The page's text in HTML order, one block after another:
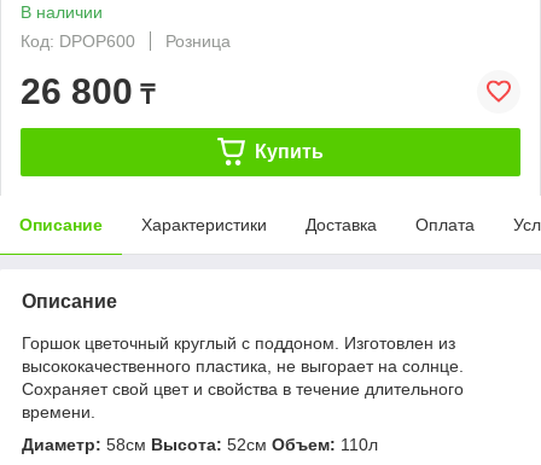
В наличии
Код: DPOP600
Розница
26 800 ₸
Купить
Описание Характеристики Доставка Оплата
Описание
Горшок цветочный круглый с поддоном. Изготовлен из
высококачественного пластика, не выгорает на солнце.
Сохраняет свой цвет и свойства в течение длительного
времени.
Диаметр: 58см Высота: 52см Объем: 110л